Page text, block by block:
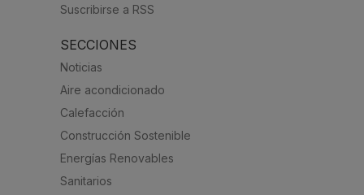
Suscribirse a RSS
SECCIONES
Noticias
Aire acondicionado
Calefacción
Construcción Sostenible
Energías Renovables
Sanitarios